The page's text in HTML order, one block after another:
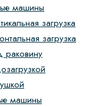
машины
загрузка
загрузка
раковину
машины